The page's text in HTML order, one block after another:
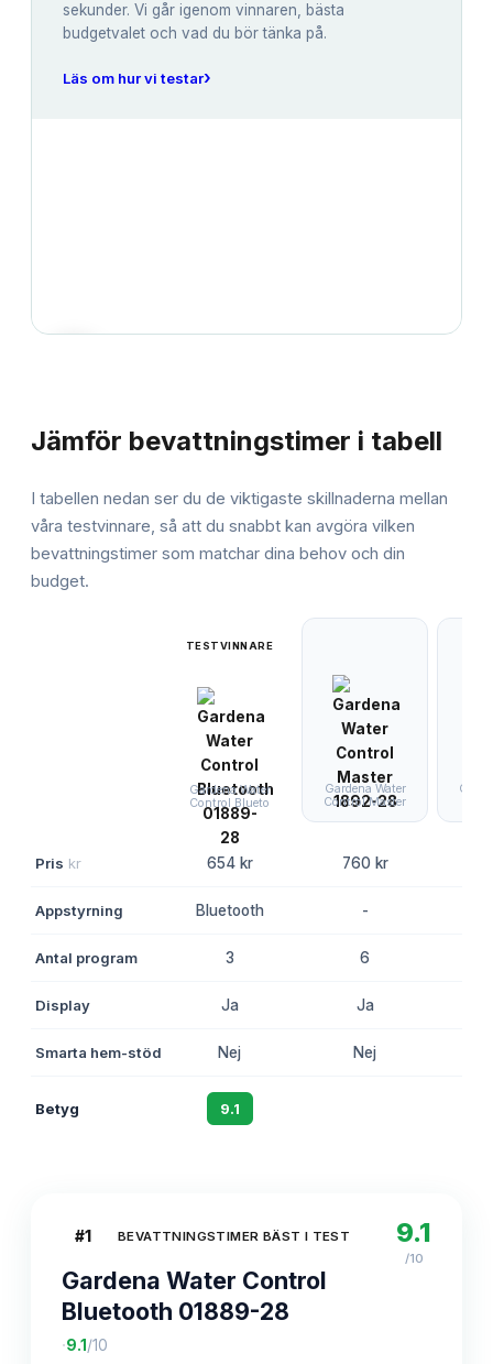
sekunder. Vi går igenom vinnaren, bästa
budgetvalet och vad du bör tänka på.
Läs om hur vi testar›
Jämför bevattningstimer i tabell
I tabellen nedan ser du de viktigaste skillnaderna mellan
våra testvinnare, så att du snabbt kan avgöra vilken
bevattningstimer som matchar dina behov och din
budget.
TESTVINNARE
Gardena Water
Control Blueto
Gardena Water
Control Master
Pris kr 654 kr 760 kr
Appstyrning Bluetooth -
Antal program 3 6
Display Ja Ja
Smarta hem-stöd Nej Nej
Betyg 9.1
#1 BEVATTNINGSTIMER BÄST I TEST
Gardena Water Control
Bluetooth 01889-28
·9.1 /10
9.1
/10